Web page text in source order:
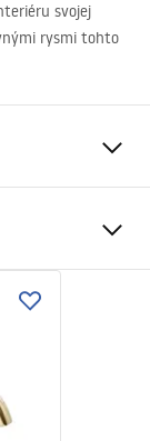
svojej
rysmi tohto